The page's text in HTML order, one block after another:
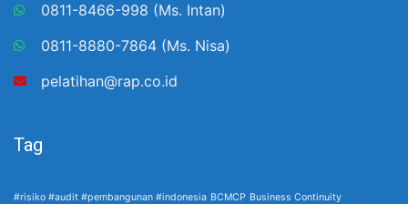
0811-8466-998 (Ms. Intan)
0811-8880-7864 (Ms. Nisa)
pelatihan@rap.co.id
Tag
#risiko #audit #pembangunan #indonesia BCMCP Business Continuity